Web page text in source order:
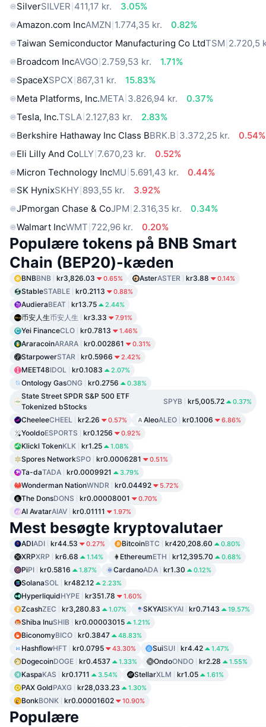
SilverSILVER 411,17 kr.
3.05%
Amazon.com IncAMZN 1.774,35 kr.
0.82%
Taiwan Semiconductor Manufacturing Co LtdTSM 2.720,5
Broadcom IncAVGO 2.759,53 kr.
1.71%
SpaceXSPCX 867,31 kr.
15.83%
Meta Platforms, Inc.META 3.826,94 kr.
0.37%
Tesla, Inc.TSLA 2.127,83 kr.
2.83%
Berkshire Hathaway Inc Class BBRK.B 3.372,25 kr.
0.54%
Eli Lilly And CoLLY 7.670,23 kr.
0.52%
Micron Technology IncMU 5.691,43 kr.
0.44%
SK HynixSKHY 893,55 kr.
3.92%
JPmorgan Chase & CoJPM 2.316,35 kr.
0.34%
Walmart IncWMT 722,96 kr. 0.20%
Populære tokens på BNB Smart
Chain (BEP20)-kæden
BNBBNB kr3,826.03 0.65% AsterASTER kr3.88 0.14%
StableSTABLE kr0.2113 0.88%
AudieraBEAT kr13.75 2.44%
币安人生币安人生 kr3.33 7.91%
Yei FinanceCLO kr0.7813 1.46%
AraracoinARARA kr0.002861 0.31%
StarpowerSTAR kr0.5966 2.42%
MEET48IDOL kr0.1083 2.07%
Ontology GasONG kr0.2756 0.38%
State Street SPDR S&P 500 ETF
Tokenized bStocks
SPYB kr5,005.72 0.37%
CheeleeCHEEL kr2.26 0.57% AleoALEO kr0.1006 6.86%
YooldoESPORTS kr0.1256 0.92%
Klickl TokenKLK kr1.25 1.08%
Spores NetworkSPO kr0.0006281 0.51%
Ta-daTADA kr0.0009921 3.79%
Wonderman NationWNDR kr0.04492 5.72%
The DonsDONS kr0.00008001 0.70%
AI AvatarAIAV kr0.01111 1.97%
Mest besøgte kryptovalutaer
ADIADI kr44.53 0.27% BitcoinBTC kr420,208.60 0.80%
XRPXRP kr6.68 1.14% EthereumETH kr12,395.70 0.68%
PiPI kr0.5816 1.87% CardanoADA kr1.30 0.12%
SolanaSOL kr482.12 2.23%
HyperliquidHYPE kr351.78 1.60%
ZcashZEC kr3,280.83 1.07% SKYAISKYAI kr0.7143 19.57%
Shiba InuSHIB kr0.00003015 1.21%
BiconomyBICO kr0.3847 48.83%
HashflowHFT kr0.0795 43.30% SuiSUI kr4.42 1.47%
DogecoinDOGE kr0.4537 1.33% OndoONDO kr2.28 1.55%
KaspaKAS kr0.1711 3.54% StellarXLM kr1.05 1.61%
PAX GoldPAXG kr28,033.23 1.30%
BonkBONK kr0.00001602 10.90%
Populære